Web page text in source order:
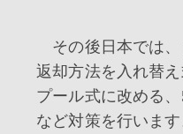
その後日本では、
返却方法を入れ替
プール式に改める
など対策を行いま